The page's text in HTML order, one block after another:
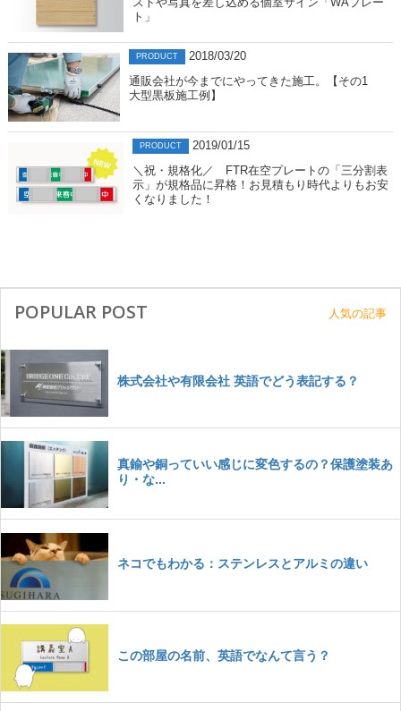
ト」
PRODUCT
2018/03/20
通販会社が今までにやってきた施工。【その1
大型黒板施工例】
PRODUCT
2019/01/15
＼祝・規格化／ FTR在空プレートの「三分割表
示」が規格品に昇格！お見積もり時代よりもお安
くなりました！
POPULAR POST 人気の記事